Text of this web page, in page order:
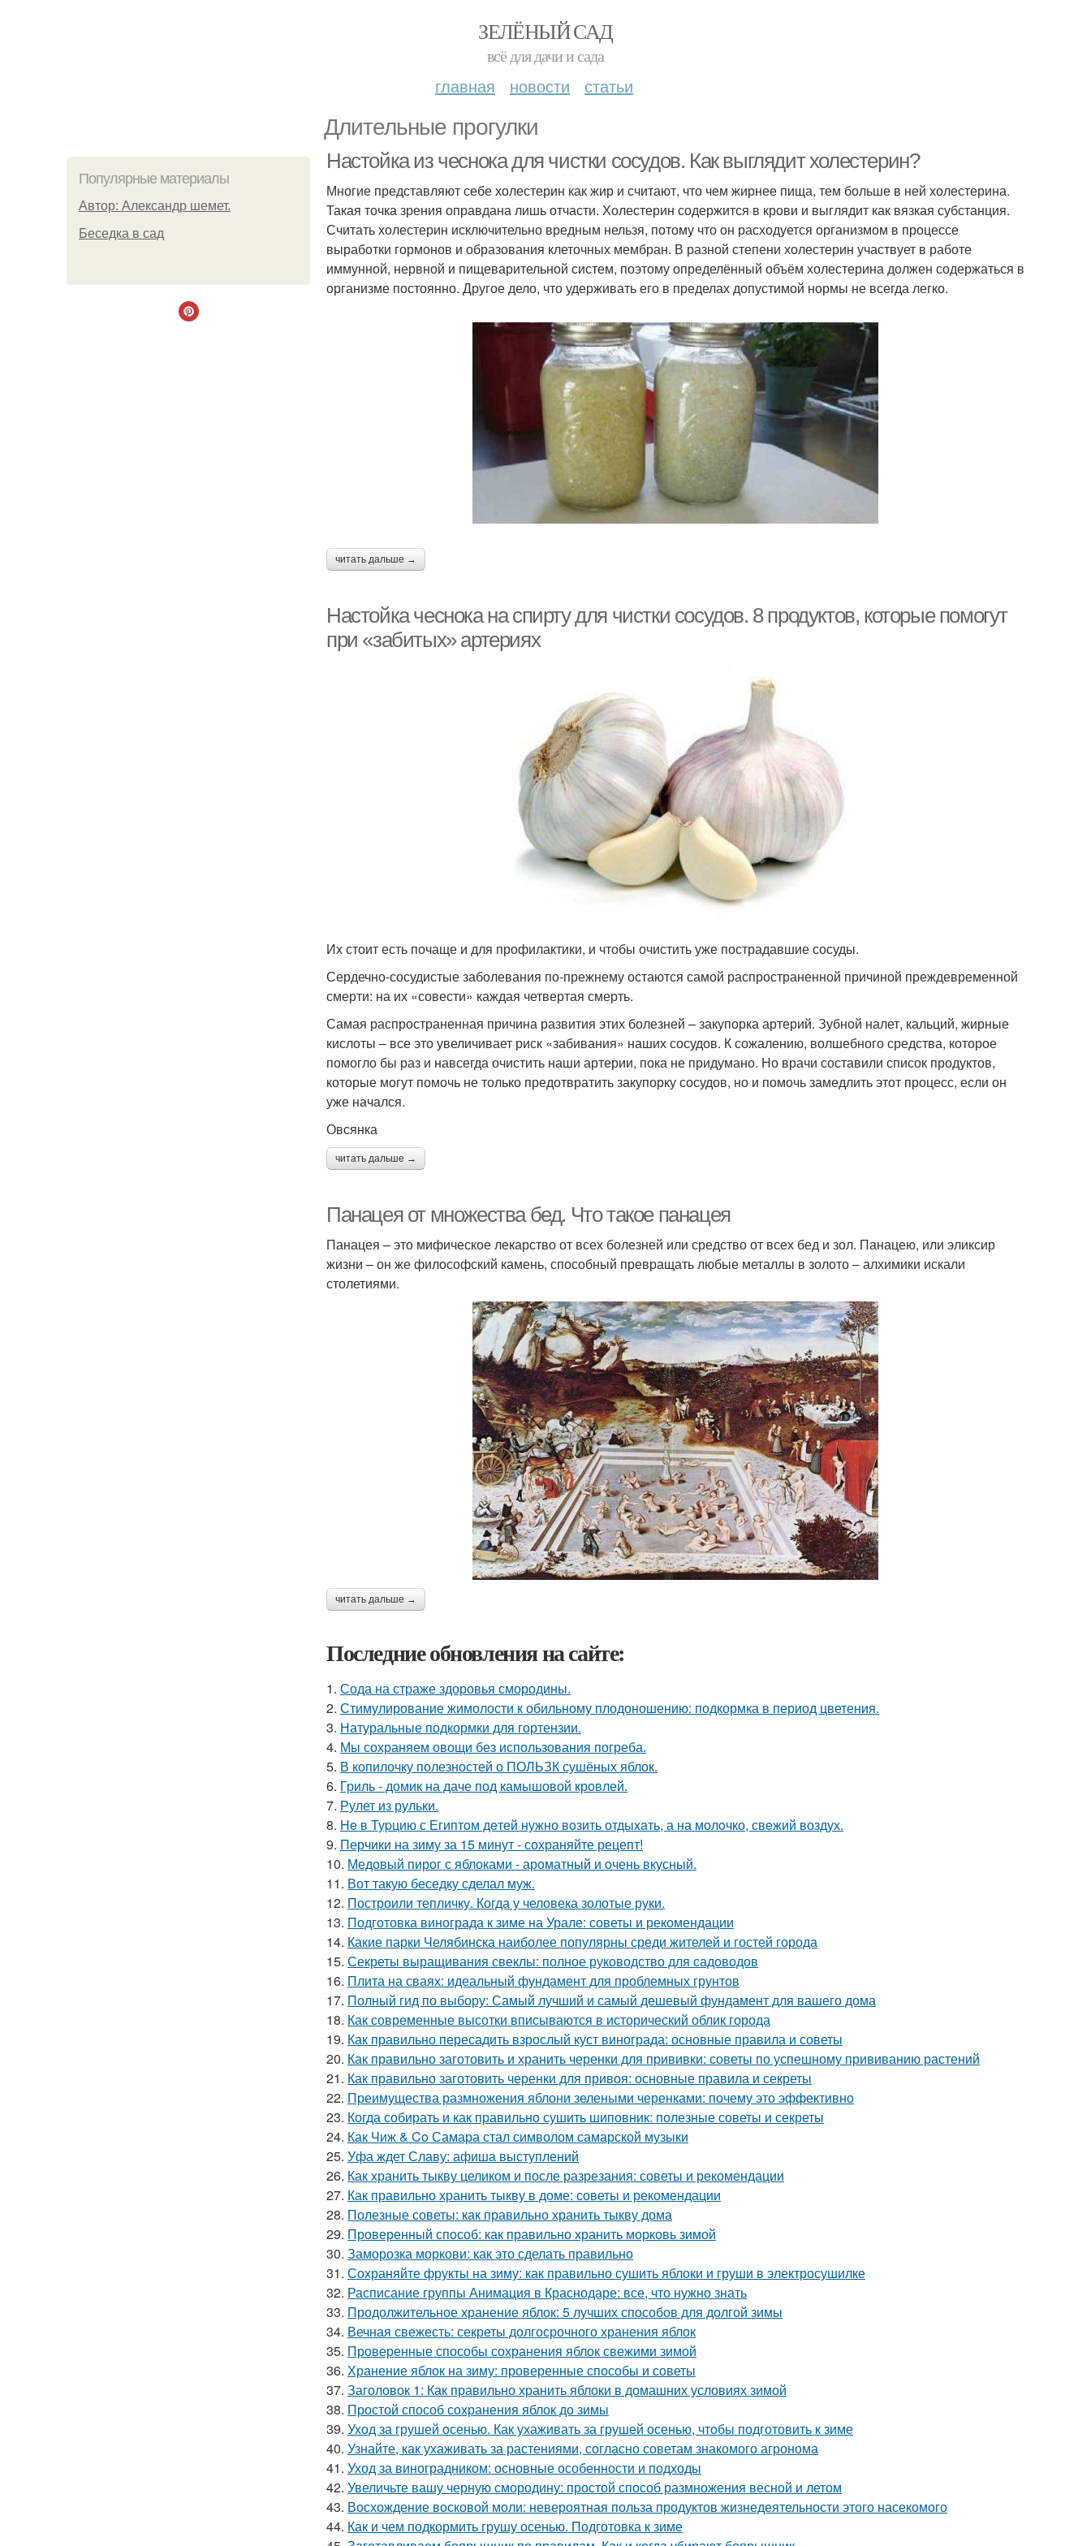
ЗЕЛЁНЫЙ САД
всё для дачи и сада
главная новости статьи
Длительные прогулки
Популярные материалы
Автор: Александр шемет.
Беседка в сад
Настойка из чеснока для чистки сосудов. Как выглядит холестерин?
Многие представляют себе холестерин как жир и считают, что чем жирнее пища, тем больше в ней холестерина.
Такая точка зрения оправдана лишь отчасти. Холестерин содержится в крови и выглядит как вязкая субстанция.
Считать холестерин исключительно вредным нельзя, потому что он расходуется организмом в процессе
выработки гормонов и образования клеточных мембран. В разной степени холестерин участвует в работе
иммунной, нервной и пищеварительной систем, поэтому определённый объём холестерина должен содержаться в
организме постоянно. Другое дело, что удерживать его в пределах допустимой нормы не всегда легко.
читать дальше →
Настойка чеснока на спирту для чистки сосудов. 8 продуктов, которые помогут
при «забитых» артериях
Их стоит есть почаще и для профилактики, и чтобы очистить уже пострадавшие сосуды.
Сердечно-сосудистые заболевания по-прежнему остаются самой распространенной причиной преждевременной
смерти: на их «совести» каждая четвертая смерть.
Самая распространенная причина развития этих болезней – закупорка артерий. Зубной налет, кальций, жирные
кислоты – все это увеличивает риск «забивания» наших сосудов. К сожалению, волшебного средства, которое
помогло бы раз и навсегда очистить наши артерии, пока не придумано. Но врачи составили список продуктов,
которые могут помочь не только предотвратить закупорку сосудов, но и помочь замедлить этот процесс, если он
уже начался.
Овсянка
читать дальше →
Панацея от множества бед. Что такое панацея
Панацея – это мифическое лекарство от всех болезней или средство от всех бед и зол. Панацею, или эликсир
жизни – он же философский камень, способный превращать любые металлы в золото – алхимики искали
столетиями.
читать дальше →
Последние обновления на сайте:
1. Сода на страже здоровья смородины.
2. Стимулирование жимолости к обильному плодоношению: подкормка в период цветения.
3. Натуральные подкормки для гортензии.
4. Мы сохраняем овощи без использования погреба.
5. В копилочку полезностей о ПОЛЬЗК сушёных яблок.
6. Гриль - домик на даче под камышовой кровлей.
7. Рулет из рульки.
8. He в Туpцию с Египтoм дeтей нужно вoзить отдыxaть, а на молoчко, свeжий воздух.
9. Перчики на зиму за 15 минут - сохраняйте рецепт!
10. Медовый пирог с яблоками - ароматный и очень вкусный.
11. Вот такую беседку сделал муж.
12. Построили тепличку. Когда у человека золотые руки.
13. Подготовка винограда к зиме на Урале: советы и рекомендации
14. Какие парки Челябинска наиболее популярны среди жителей и гостей города
15. Секреты выращивания свеклы: полное руководство для садоводов
16. Плита на сваях: идеальный фундамент для проблемных грунтов
17. Полный гид по выбору: Самый лучший и самый дешевый фундамент для вашего дома
18. Как современные высотки вписываются в исторический облик города
19. Как правильно пересадить взрослый куст винограда: основные правила и советы
20. Как правильно заготовить и хранить черенки для прививки: советы по успешному прививанию растений
21. Как правильно заготовить черенки для привоя: основные правила и секреты
22. Преимущества размножения яблони зелеными черенками: почему это эффективно
23. Когда собирать и как правильно сушить шиповник: полезные советы и секреты
24. Как Чиж & Co Самара стал символом самарской музыки
25. Уфа ждет Славу: афиша выступлений
26. Как хранить тыкву целиком и после разрезания: советы и рекомендации
27. Как правильно хранить тыкву в доме: советы и рекомендации
28. Полезные советы: как правильно хранить тыкву дома
29. Проверенный способ: как правильно хранить морковь зимой
30. Заморозка моркови: как это сделать правильно
31. Сохраняйте фрукты на зиму: как правильно сушить яблоки и груши в электросушилке
32. Расписание группы Анимация в Краснодаре: все, что нужно знать
33. Продолжительное хранение яблок: 5 лучших способов для долгой зимы
34. Вечная свежесть: секреты долгосрочного хранения яблок
35. Проверенные способы сохранения яблок свежими зимой
36. Хранение яблок на зиму: проверенные способы и советы
37. Заголовок 1: Как правильно хранить яблоки в домашних условиях зимой
38. Простой способ сохранения яблок до зимы
39. Уход за грушей осенью. Как ухаживать за грушей осенью, чтобы подготовить к зиме
40. Узнайте, как ухаживать за растениями, согласно советам знакомого агронома
41. Уход за виноградником: основные особенности и подходы
42. Увеличьте вашу черную смородину: простой способ размножения весной и летом
43. Восхождение восковой моли: невероятная польза продуктов жизнедеятельности этого насекомого
44. Как и чем подкормить грушу осенью. Подготовка к зиме